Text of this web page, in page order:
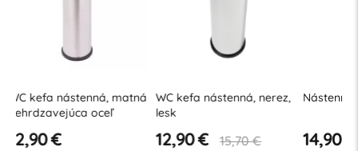
WC kefa nástenná, nerez,
lesk
12,90 €
Nástenná WC kefa čierna
14,90 € 21,92